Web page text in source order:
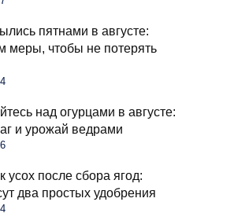
пятнами в августе:
меры, чтобы не потерять
над огурцами в августе:
и урожай ведрами
усох после сбора ягод:
два простых удобрения